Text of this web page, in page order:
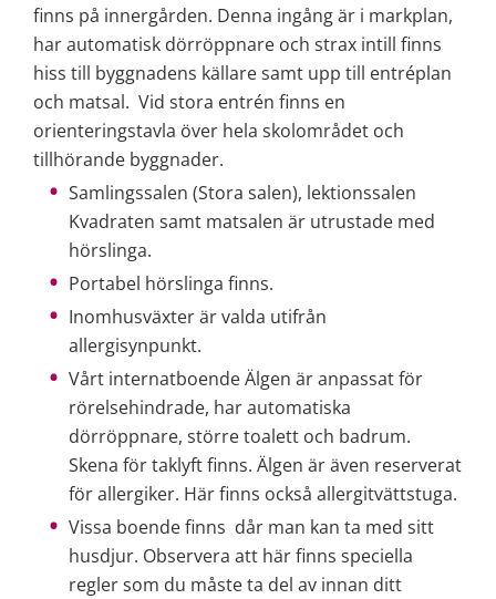
finns på innergården. Denna ingång är i markplan,
har automatisk dörröppnare och strax intill finns
hiss till byggnadens källare samt upp till entréplan
och matsal.  Vid stora entrén finns en
orienteringstavla över hela skolområdet och
tillhörande byggnader.
Samlingssalen (Stora salen), lektionssalen
Kvadraten samt matsalen är utrustade med
hörslinga.
Portabel hörslinga finns.
Inomhusväxter är valda utifrån
allergisynpunkt.
Vårt internatboende Älgen är anpassat för
rörelsehindrade, har automatiska
dörröppnare, större toalett och badrum.
Skena för taklyft finns. Älgen är även reserverat
för allergiker. Här finns också allergitvättstuga.
Vissa boende finns  dår man kan ta med sitt
husdjur. Observera att här finns speciella
regler som du måste ta del av innan ditt